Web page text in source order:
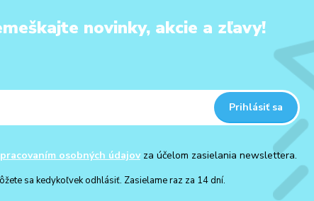
novinky, akcie a zľavy!
Prihlásiť sa
osobných údajovza účelom zasielania newslettera.
sa kedykoľvek odhlásiť. Zasielame raz za 14 dní.